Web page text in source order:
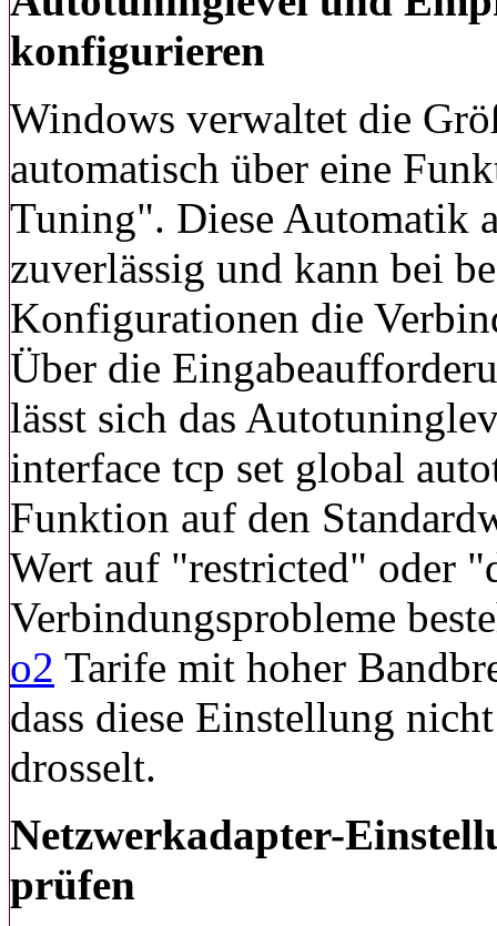
konfigurieren
Windows verwaltet die
automatisch über eine
Tuning". Diese Automatik
zuverlässig und kann bei
Konfigurationen die
Über die
lässt sich das
interface tcp set global
Funktion auf den
Wert auf "restricted" oder
Verbindungsprobleme
o2 Tarife mit hoher
dass diese Einstellung
drosselt.
Netzwerkadapter-
prüfen